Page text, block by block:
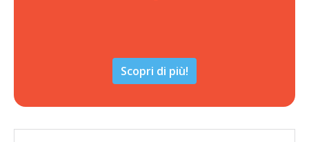
Scopri di più!